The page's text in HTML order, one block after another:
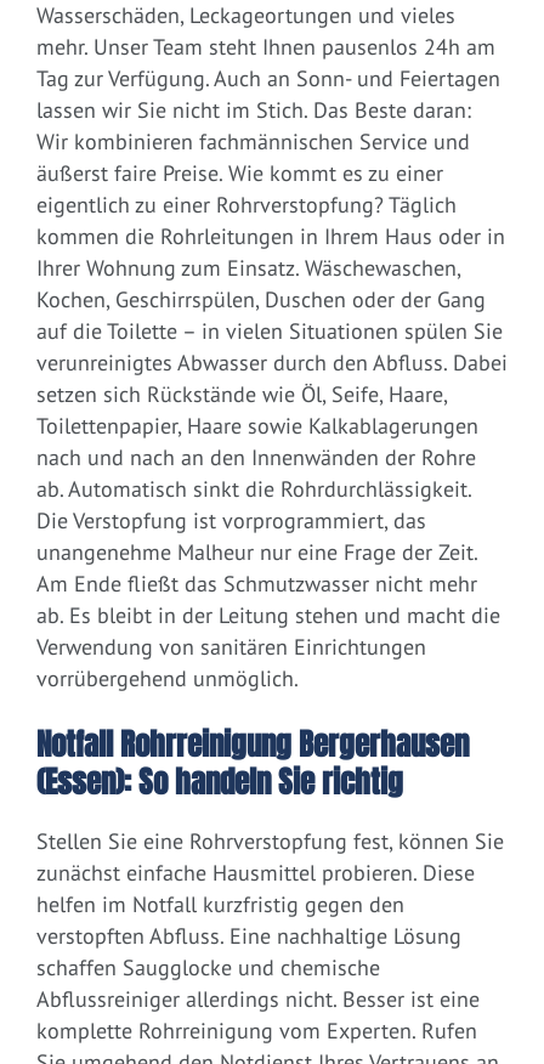
Wasserschäden, Leckageortungen und vieles
mehr. Unser Team steht Ihnen pausenlos 24h am
Tag zur Verfügung. Auch an Sonn- und Feiertagen
lassen wir Sie nicht im Stich. Das Beste daran:
Wir kombinieren fachmännischen Service und
äußerst faire Preise. Wie kommt es zu einer
eigentlich zu einer Rohrverstopfung? Täglich
kommen die Rohrleitungen in Ihrem Haus oder in
Ihrer Wohnung zum Einsatz. Wäschewaschen,
Kochen, Geschirrspülen, Duschen oder der Gang
auf die Toilette – in vielen Situationen spülen Sie
verunreinigtes Abwasser durch den Abfluss. Dabei
setzen sich Rückstände wie Öl, Seife, Haare,
Toilettenpapier, Haare sowie Kalkablagerungen
nach und nach an den Innenwänden der Rohre
ab. Automatisch sinkt die Rohrdurchlässigkeit.
Die Verstopfung ist vorprogrammiert, das
unangenehme Malheur nur eine Frage der Zeit.
Am Ende fließt das Schmutzwasser nicht mehr
ab. Es bleibt in der Leitung stehen und macht die
Verwendung von sanitären Einrichtungen
vorrübergehend unmöglich.
Notfall Rohrreinigung Bergerhausen
(Essen): So handeln Sie richtig
Stellen Sie eine Rohrverstopfung fest, können Sie
zunächst einfache Hausmittel probieren. Diese
helfen im Notfall kurzfristig gegen den
verstopften Abfluss. Eine nachhaltige Lösung
schaffen Saugglocke und chemische
Abflussreiniger allerdings nicht. Besser ist eine
komplette Rohrreinigung vom Experten. Rufen